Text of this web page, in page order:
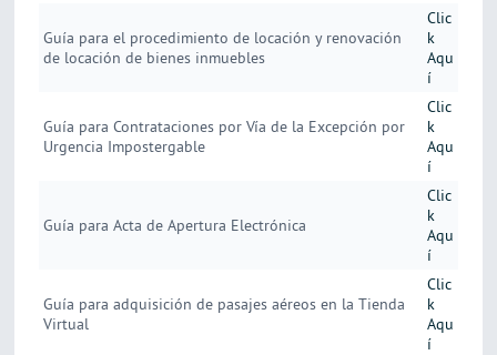
Guía para el procedimiento de locación y renovación
de locación de bienes inmuebles
Clic
k
Aqu
í
Guía para Contrataciones por Vía de la Excepción por
Urgencia Impostergable
Clic
k
Aqu
í
Guía para Acta de Apertura Electrónica
Clic
k
Aqu
í
Guía para adquisición de pasajes aéreos en la Tienda
Virtual
Clic
k
Aqu
í